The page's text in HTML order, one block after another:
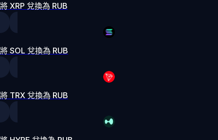
將 XRP 兌換為 RUB
將 SOL 兌換為 RUB
將 TRX 兌換為 RUB